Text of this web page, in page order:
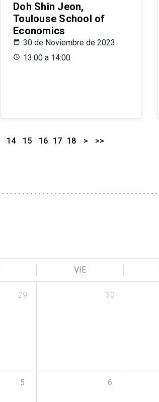
Doh Shin Jeon,
Toulouse School of
Economics
30 de Noviembre de 2023
13:00 a 14:00
14 15 16 17 18 > >>
VIE
29 30
5 6